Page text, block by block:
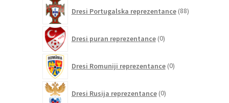
Dresi Portugalska reprezentance 88izdelkov
Dresi puran reprezentance 0izdelkov
Dresi Romuniji reprezentance 0izdelkov
Dresi Rusija reprezentance 0izdelkov